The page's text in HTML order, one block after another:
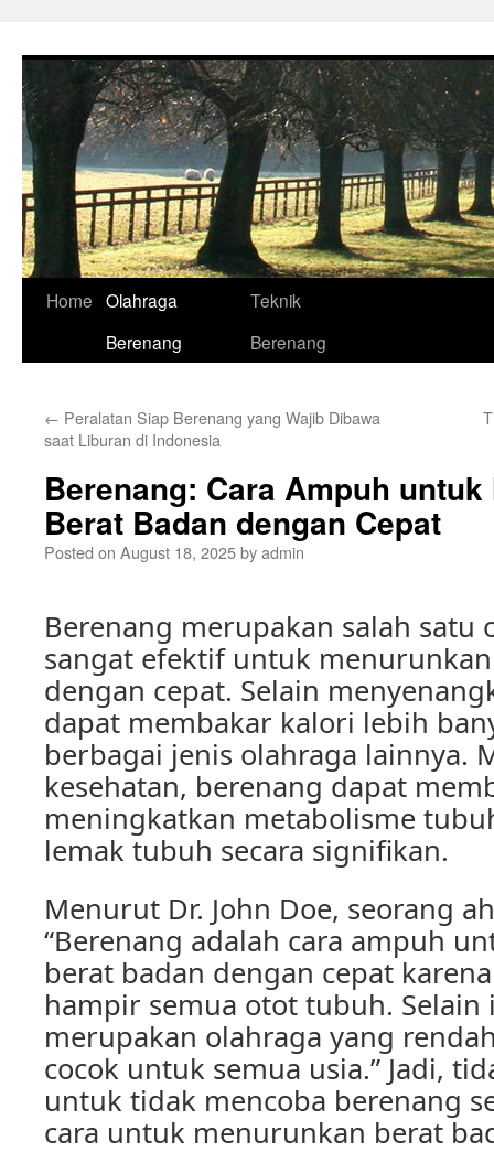
Home Olahraga
Berenang
Teknik
Berenang
← Peralatan Siap Berenang yang Wajib Dibawa
saat Liburan di Indonesia
Berenang: Cara Ampuh
Berat Badan dengan Cepat
Posted on August 18, 2025byadmin
Berenang merupakan salah satu
sangat efektif untuk
dengan cepat. Selain
dapat membakar kalori lebih
berbagai jenis olahraga lainnya.
kesehatan, berenang dapat
meningkatkan metabolisme
lemak tubuh secara signifikan.
Menurut Dr. John Doe, seorang
“Berenang adalah cara ampuh
berat badan dengan cepat
hampir semua otot tubuh.
merupakan olahraga yang
cocok untuk semua usia.” Jadi,
untuk tidak mencoba berenang
cara untuk menurunkan berat